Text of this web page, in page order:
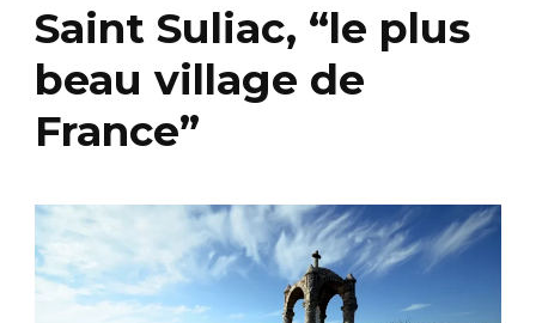
Saint Suliac, “le plus
beau village de
France”